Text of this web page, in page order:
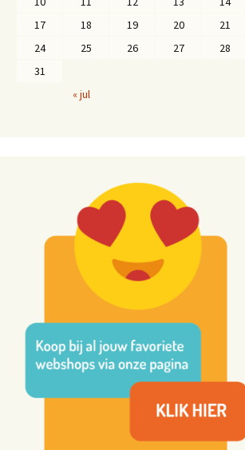
17
18 19 20 21
24
25 26 27 28
31
« jul